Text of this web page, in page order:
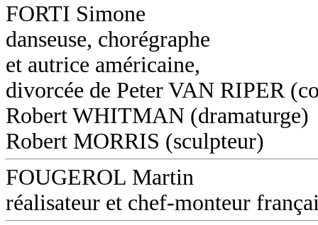
FORTI Simone
danseuse, chorégraphe
et autrice américaine,
divorcée de Peter VAN RIPER
Robert WHITMAN (dramaturge)
Robert MORRIS (sculpteur)
FOUGEROL Martin
réalisateur et chef-monteur